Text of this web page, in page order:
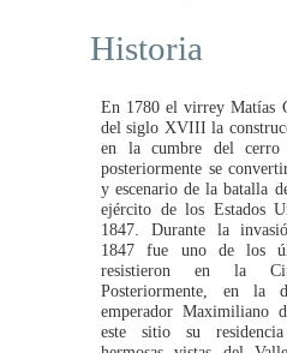
Historia
En 1780 el virrey Matías
del siglo XVIII la
en la cumbre del cerro
posteriormente se
y escenario de la batalla
ejército de los Estados
1847. Durante la
1847 fue uno de los
resistieron en la
Posteriormente, en la
emperador Maximiliano
este sitio su